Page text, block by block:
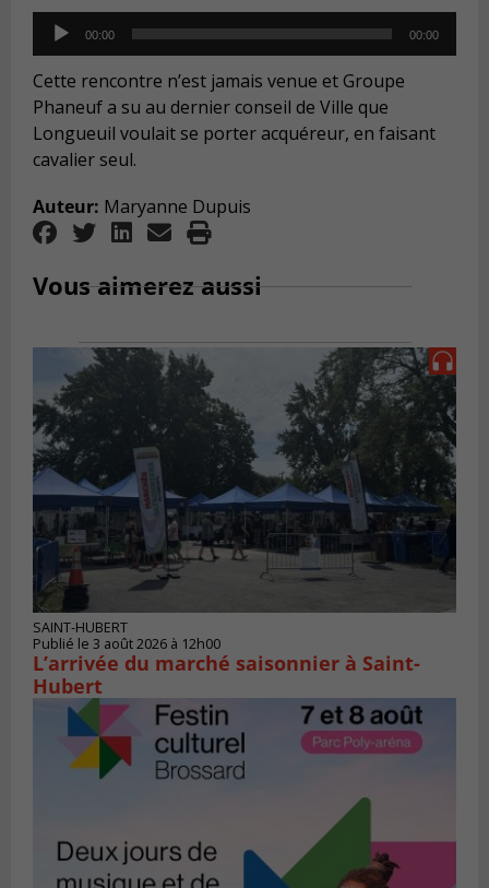
Audio
Player
00:00 00:00
Cette rencontre n’est jamais venue et Groupe
Phaneuf a su au dernier conseil de Ville que
Longueuil voulait se porter acquéreur, en faisant
cavalier seul.
Auteur: Maryanne Dupuis
Vous aimerez aussi
SAINT-HUBERT
Publié le 3 août 2026 à 12h00
L’arrivée du marché saisonnier à Saint-
Hubert